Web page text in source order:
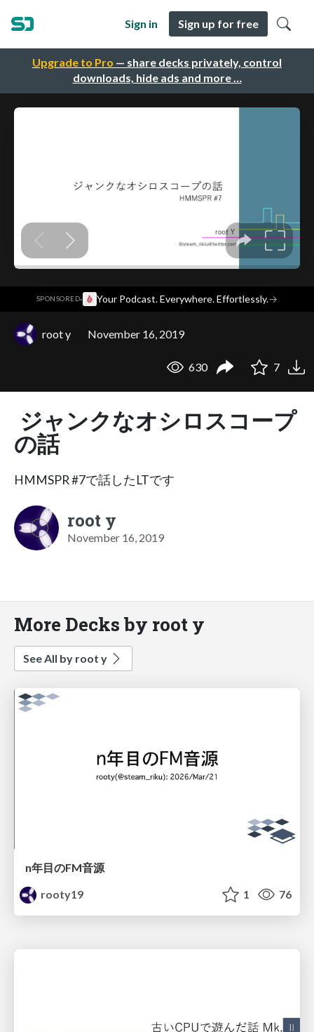
Upgrade to Pro — share decks privately, control
downloads, hide ads and more …
Sign in Sign up for free
SPONSORED· Your Podcast. Everywhere. Effortlessly.→
root y November 16, 2019
630 7
ジャンクなオシロスコープ
の話
HMMSPR #7で話したLTです
root y
November 16, 2019
More Decks by root y
See All by root y
n年目のFM音源
rooty19
1 76